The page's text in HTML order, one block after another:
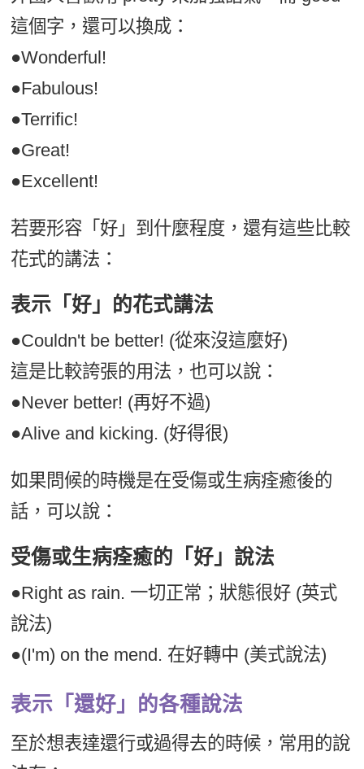
這個字，還可以換成：
●Wonderful!
●Fabulous!
●Terrific!
●Great!
●Excellent!
若要形容「好」到什麼程度，還有這些比較
花式的講法：
表示「好」的花式講法
●Couldn't be better! (從來沒這麼好)
這是比較誇張的用法，也可以說：
●Never better! (再好不過)
●Alive and kicking. (好得很)
如果問候的時機是在受傷或生病痊癒後的
話，可以說：
受傷或生病痊癒的「好」說法
●Right as rain. 一切正常；狀態很好 (英式
說法)
●(I'm) on the mend. 在好轉中 (美式說法)
表示「還好」的各種說法
至於想表達還行或過得去的時候，常用的說